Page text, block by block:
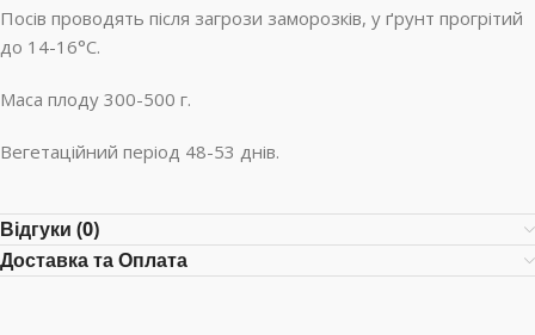
Посів проводять після загрози заморозків, у ґрунт прогрітий
до 14-16°C.
Маса плоду 300-500 г.
Вегетаційний період 48-53 днів.
Відгуки (0)
Доставка та Оплата